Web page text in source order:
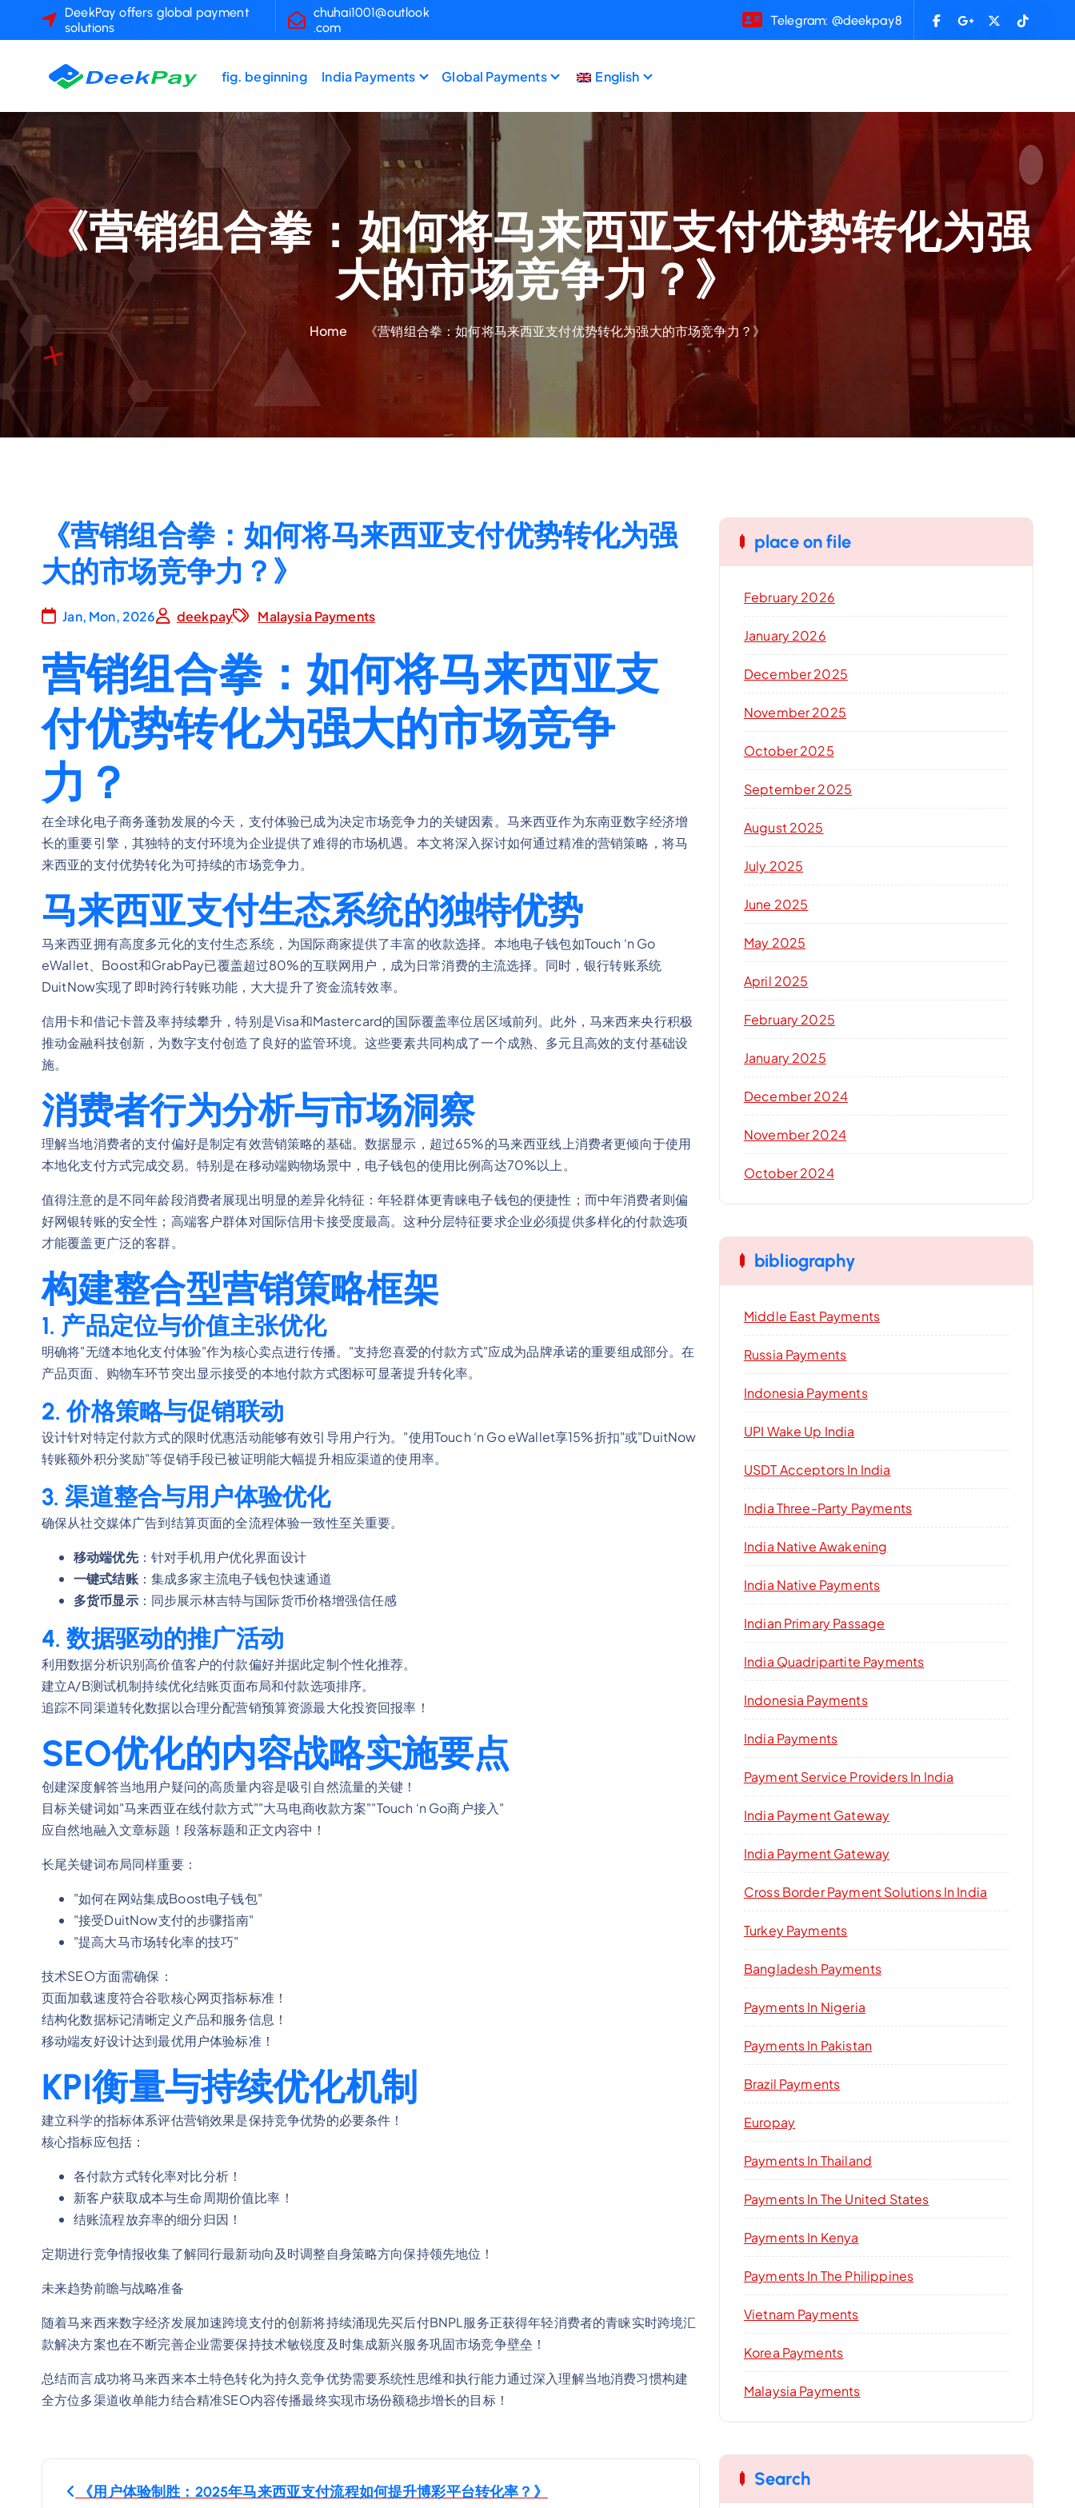
c
o
DeekPay offers global payment
solutions
chuhai1001@outlook
.com
Telegram: @deekpay8
fig. beginning India Payments Global Payments English
《营销组合拳：如何将马来西亚支付优势转化为强
大的市场竞争力？》
Home 《营销组合拳：如何将马来西亚支付优势转化为强大的市场竞争力？》
《营销组合拳：如何将马来西亚支付优势转化为强
大的市场竞争力？》
Jan, Mon, 2026 deekpay Malaysia Payments
营销组合拳：如何将马来西亚支
付优势转化为强大的市场竞争
力？
在全球化电子商务蓬勃发展的今天，支付体验已成为决定市场竞争力的关键因素。马来西亚作为东南亚数字经济增
长的重要引擎，其独特的支付环境为企业提供了难得的市场机遇。本文将深入探讨如何通过精准的营销策略，将马
来西亚的支付优势转化为可持续的市场竞争力。
马来西亚支付生态系统的独特优势
马来西亚拥有高度多元化的支付生态系统，为国际商家提供了丰富的收款选择。本地电子钱包如Touch ‘n Go
eWallet、Boost和GrabPay已覆盖超过80%的互联网用户，成为日常消费的主流选择。同时，银行转账系统
DuitNow实现了即时跨行转账功能，大大提升了资金流转效率。
信用卡和借记卡普及率持续攀升，特别是Visa和Mastercard的国际覆盖率位居区域前列。此外，马来西来央行积极
推动金融科技创新，为数字支付创造了良好的监管环境。这些要素共同构成了一个成熟、多元且高效的支付基础设
施。
消费者行为分析与市场洞察
理解当地消费者的支付偏好是制定有效营销策略的基础。数据显示，超过65%的马来西亚线上消费者更倾向于使用
本地化支付方式完成交易。特别是在移动端购物场景中，电子钱包的使用比例高达70%以上。
值得注意的是不同年龄段消费者展现出明显的差异化特征：年轻群体更青睐电子钱包的便捷性；而中年消费者则偏
好网银转账的安全性；高端客户群体对国际信用卡接受度最高。这种分层特征要求企业必须提供多样化的付款选项
才能覆盖更广泛的客群。
构建整合型营销策略框架
1. 产品定位与价值主张优化
明确将"无缝本地化支付体验"作为核心卖点进行传播。"支持您喜爱的付款方式"应成为品牌承诺的重要组成部分。在
产品页面、购物车环节突出显示接受的本地付款方式图标可显著提升转化率。
2. 价格策略与促销联动
设计针对特定付款方式的限时优惠活动能够有效引导用户行为。"使用Touch ‘n Go eWallet享15%折扣"或"DuitNow
转账额外积分奖励"等促销手段已被证明能大幅提升相应渠道的使用率。
3. 渠道整合与用户体验优化
确保从社交媒体广告到结算页面的全流程体验一致性至关重要。
移动端优先：针对手机用户优化界面设计
一键式结账：集成多家主流电子钱包快速通道
多货币显示：同步展示林吉特与国际货币价格增强信任感
4. 数据驱动的推广活动
利用数据分析识别高价值客户的付款偏好并据此定制个性化推荐。
建立A/B测试机制持续优化结账页面布局和付款选项排序。
追踪不同渠道转化数据以合理分配营销预算资源最大化投资回报率！
SEO优化的内容战略实施要点
创建深度解答当地用户疑问的高质量内容是吸引自然流量的关键！
目标关键词如"马来西亚在线付款方式""大马电商收款方案""Touch ‘n Go商户接入"
应自然地融入文章标题！段落标题和正文内容中！
长尾关键词布局同样重要：
"如何在网站集成Boost电子钱包"
"接受DuitNow支付的步骤指南"
"提高大马市场转化率的技巧"
技术SEO方面需确保：
页面加载速度符合谷歌核心网页指标标准！
结构化数据标记清晰定义产品和服务信息！
移动端友好设计达到最优用户体验标准！
KPI衡量与持续优化机制
建立科学的指标体系评估营销效果是保持竞争优势的必要条件！
核心指标应包括：
各付款方式转化率对比分析！
新客户获取成本与生命周期价值比率！
结账流程放弃率的细分归因！
定期进行竞争情报收集了解同行最新动向及时调整自身策略方向保持领先地位！
未来趋势前瞻与战略准备
随着马来西来数字经济发展加速跨境支付的创新将持续涌现先买后付BNPL服务正获得年轻消费者的青睐实时跨境汇
款解决方案也在不断完善企业需要保持技术敏锐度及时集成新兴服务巩固市场竞争壁垒！
总结而言成功将马来西来本土特色转化为持久竞争优势需要系统性思维和执行能力通过深入理解当地消费习惯构建
全方位多渠道收单能力结合精准SEO内容传播最终实现市场份额稳步增长的目标！
《用户体验制胜：2025年马来西亚支付流程如何提升博彩平台转化率？》
place on file
February 2026
January 2026
December 2025
November 2025
October 2025
September 2025
August 2025
July 2025
June 2025
May 2025
April 2025
February 2025
January 2025
December 2024
November 2024
October 2024
bibliography
Middle East Payments
Russia Payments
Indonesia Payments
UPI Wake Up India
USDT Acceptors In India
India Three-Party Payments
India Native Awakening
India Native Payments
Indian Primary Passage
India Quadripartite Payments
Indonesia Payments
India Payments
Payment Service Providers In India
India Payment Gateway
India Payment Gateway
Cross Border Payment Solutions In India
Turkey Payments
Bangladesh Payments
Payments In Nigeria
Payments In Pakistan
Brazil Payments
Europay
Payments In Thailand
Payments In The United States
Payments In Kenya
Payments In The Philippines
Vietnam Payments
Korea Payments
Malaysia Payments
Search